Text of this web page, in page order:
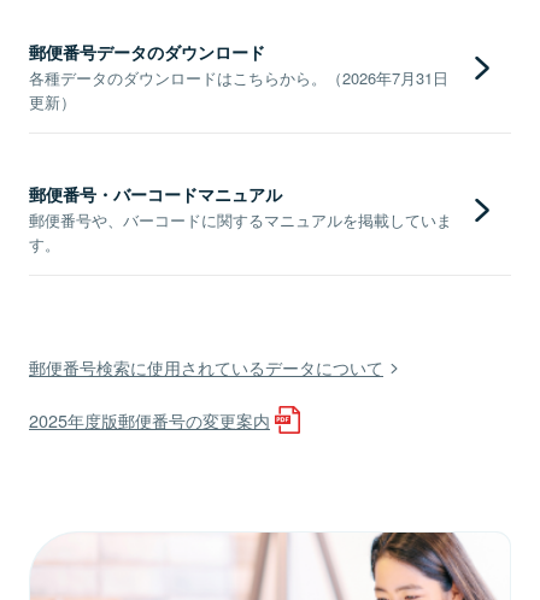
郵便番号データのダウンロード
各種データのダウンロードはこちらから。（2026年7月31日
更新）
郵便番号・バーコードマニュアル
郵便番号や、バーコードに関するマニュアルを掲載していま
す。
郵便番号検索に使用されているデータについて
2025年度版郵便番号の変更案内